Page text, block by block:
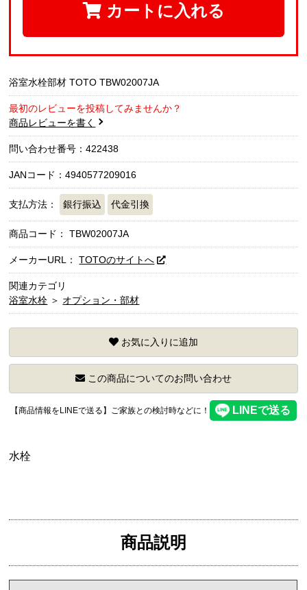
カートに入れる
浴室水栓部材 TOTO TBW02007JA
最初のレビューを投稿してみませんか？
商品レビューを書く
問い合わせ番号：422438
JANコード：4940577209016
支払方法： 銀行振込 代金引換
商品コード：TBW02007JA
メーカーURL：TOTOのサイトへ
関連カテゴリ
浴室水栓 ＞ オプション・部材
お気に入りに追加
この商品についてのお問い合わせ
【商品情報をLINEで送る】ご家族との検討時などに！
水栓
商品説明